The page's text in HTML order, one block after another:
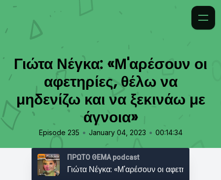
Γιώτα Νέγκα: «Μ'αρέσουν οι
αφετηρίες, θέλω να
μηδενίζω και να ξεκινάω με
άγνοια»
Episode 235 • January 04, 2023 • 00:14:34
ΠΡΩΤΟ ΘΕΜΑ podcast